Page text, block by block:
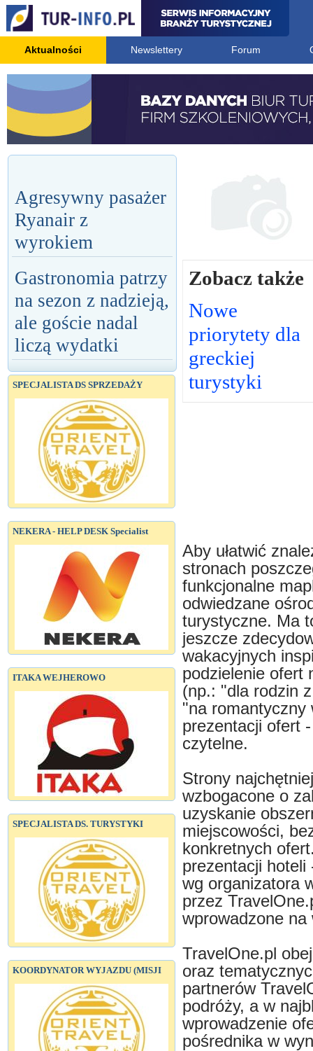
Aktualności Newslettery Forum
Agresywny pasażer
Ryanair z
wyrokiem
Gastronomia patrzy
na sezon z nadzieją,
ale goście nadal
liczą wydatki
SPECJALISTA DS SPRZEDAŻY
NEKERA - HELP DESK Specialist
ITAKA WEJHEROWO
SPECJALISTA DS. TURYSTYKI
KOORDYNATOR WYJAZDU (MISJI
Zobacz także
Nowe
priorytety dla
greckiej
turystyki
Aby ułatwić
stronach
funkcjonalne
odwiedzane
turystyczne. Ma
jeszcze
wakacyjnych
podzielenie ofert
(np.: "dla rodzin
"na romantyczny
prezentacji ofert
czytelne.
Strony
wzbogacone o
uzyskanie
miejscowości,
konkretnych
prezentacji
wg organizatora
przez
wprowadzone
TravelOne.pl
oraz
partnerów
podróży, a w
wprowadzenie
pośrednika w